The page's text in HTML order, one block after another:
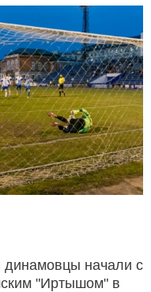
динамовцы начали с
"Иртышом" в